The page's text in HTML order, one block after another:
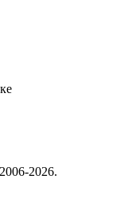
2026.